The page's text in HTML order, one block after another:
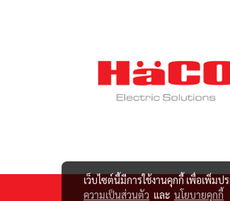
เว็บไซต์นี้มีการใช้งานคุกกี้ เพื่อเพิ่ม
ความเป็นส่วนตัว และ นโยบายคุกกี้